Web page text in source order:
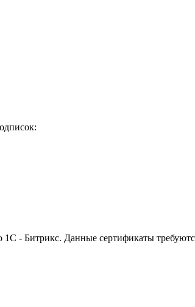
- Битрикс. Данные сертификаты